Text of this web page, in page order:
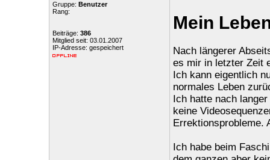
Gruppe: Benutzer
Rang:
Beiträge: 386
Mitglied seit: 03.01.2007
IP-Adresse: gespeichert
Mein
Nach längerer
es mir in letzter Zeit
Ich kann eigentlich
normales Leben
Ich hatte nach
keine
Errektionsprobleme.
Ich habe beim